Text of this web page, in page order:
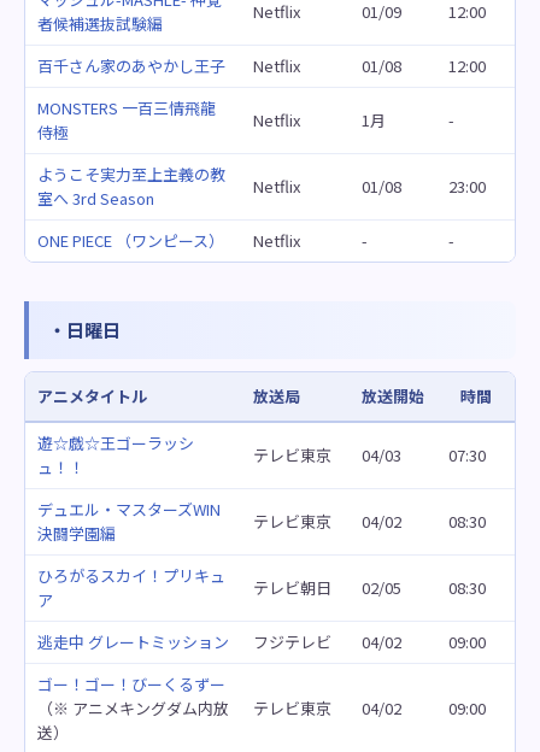
者候補選抜試験編
Netflix 01/09 12:00
百千さん家のあやかし王子 Netflix 01/08
12:00
MONSTERS 一百三情飛龍
侍極
Netflix 1月 -
ようこそ実力至上主義の教
室へ 3rd Season
Netflix 01/08 23:00
ONE PIECE （ワンピース） Netflix - -
・日曜日
アニメタイトル 放送局 放送開始 時間
遊☆戯☆王ゴーラッシ
ュ！！
テレビ東京 04/03 07:30
デュエル・マスターズWIN
決闘学園編
テレビ東京 04/02 08:30
ひろがるスカイ！プリキュ
ア
テレビ朝日 02/05 08:30
逃走中 グレートミッション フジテレビ 04/02
09:00
ゴー！ゴー！びーくるずー
（※ アニメキングダム内放
送）
テレビ東京 04/02 09:00